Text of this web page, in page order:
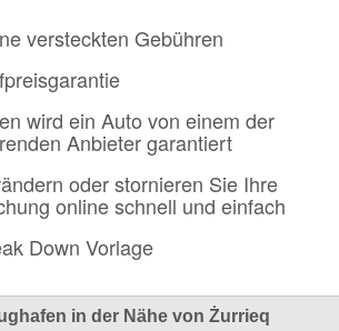
versteckten Gebühren
wird ein Auto von einem der
Anbieter garantiert
oder stornieren Sie Ihre
online schnell und einfach
Down Vorlage
in der Nähe von Żurrieq